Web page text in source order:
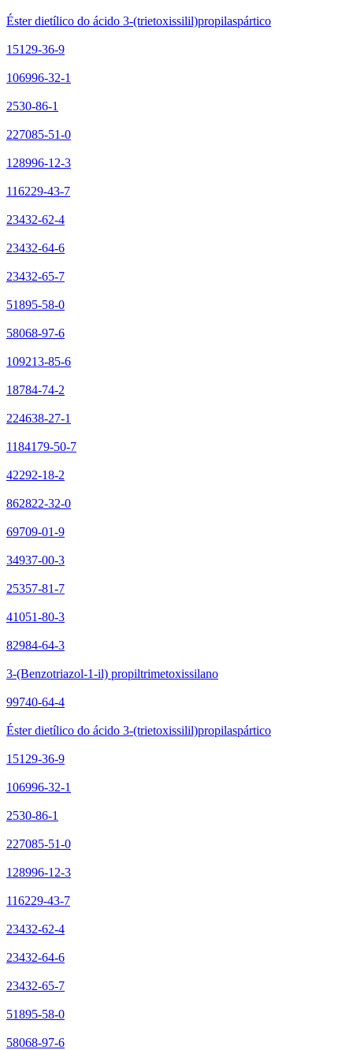
Éster dietílico do ácido 3-(trietoxissilil)propilaspártico
15129-36-9
106996-32-1
2530-86-1
227085-51-0
128996-12-3
116229-43-7
23432-62-4
23432-64-6
23432-65-7
51895-58-0
58068-97-6
109213-85-6
18784-74-2
224638-27-1
1184179-50-7
42292-18-2
862822-32-0
69709-01-9
34937-00-3
25357-81-7
41051-80-3
82984-64-3
3-(Benzotriazol-1-il) propiltrimetoxissilano
99740-64-4
Éster dietílico do ácido 3-(trietoxissilil)propilaspártico
15129-36-9
106996-32-1
2530-86-1
227085-51-0
128996-12-3
116229-43-7
23432-62-4
23432-64-6
23432-65-7
51895-58-0
58068-97-6